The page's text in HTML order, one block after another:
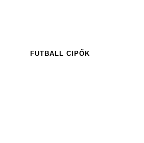
FUTBALL CIPŐK